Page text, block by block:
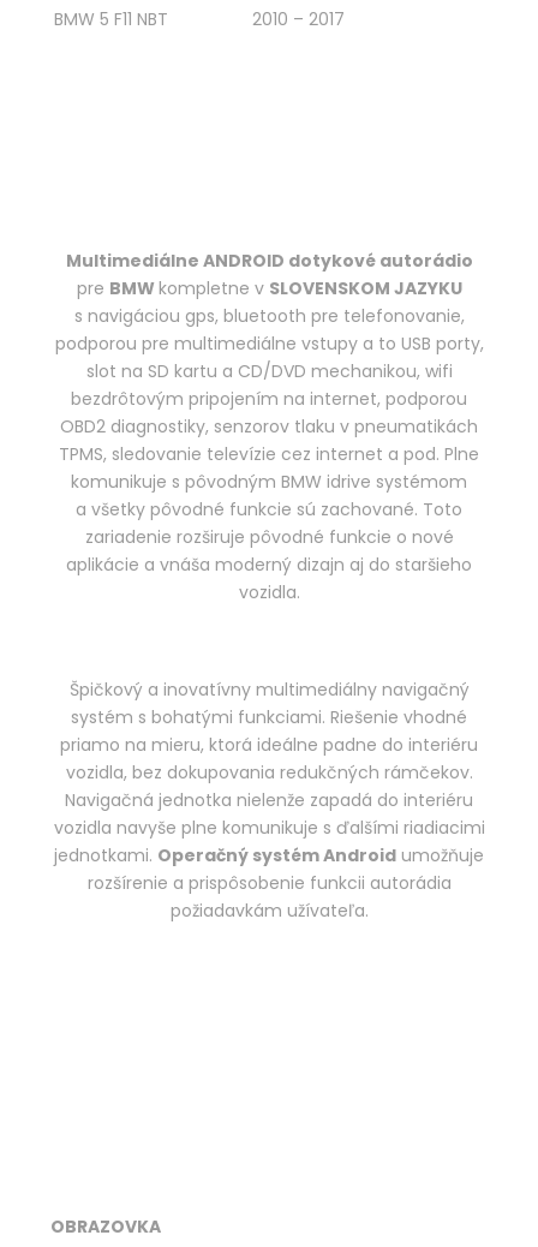
BMW 5 F11 NBT
2010 – 2017
Multimediálne ANDROID dotykové autorádio
pre BMWkompletne v SLOVENSKOM JAZYKU
s navigáciou gps, bluetooth pre telefonovanie,
podporou pre multimediálne vstupy a to USB porty,
slot na SD kartu a CD/DVD mechanikou, wifi
bezdrôtovým pripojením na internet, podporou
OBD2 diagnostiky, senzorov tlaku v pneumatikách
TPMS, sledovanie televízie cez internet a pod. Plne
komunikuje s pôvodným BMW idrive systémom
a všetky pôvodné funkcie sú zachované. Toto
zariadenie rozširuje pôvodné funkcie o nové
aplikácie a vnáša moderný dizajn aj do staršieho
vozidla.
Špičkový a inovatívny multimediálny navigačný
systém s bohatými funkciami. Riešenie vhodné
priamo na mieru, ktorá ideálne padne do interiéru
vozidla, bez dokupovania redukčných rámčekov.
Navigačná jednotka nielenže zapadá do interiéru
vozidla navyše plne komunikuje s ďalšími riadiacimi
jednotkami. Operačný systém Android umožňuje
rozšírenie a prispôsobenie funkcii autorádia
požiadavkám užívateľa.
OBRAZOVKA